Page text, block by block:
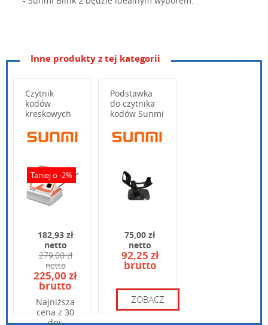
Kody kreskowe
Technologia odczytu
Rozdzielczość skanera
Sygnał odczytu
Złącza
Wymagania środowiskowe
Kolor
Wymiary
Wpisz kod widoczny na obrazku:
Inne produkty z tej kategorii
Czytnik
kodów
kreskowych
Taniej o -2%
182,93 zł
netto
279,00 zł
netto
225,00 zł
brutto
Najniższa
cena z 30
dni:
Podstawka
do czytnika
kodów Sunmi
75,00 zł
netto
92,25 zł
brutto
ZOBACZ